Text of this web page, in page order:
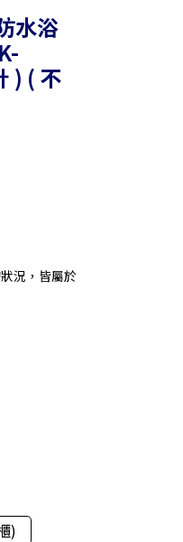
水浴
) ( 不
況，皆屬於
)